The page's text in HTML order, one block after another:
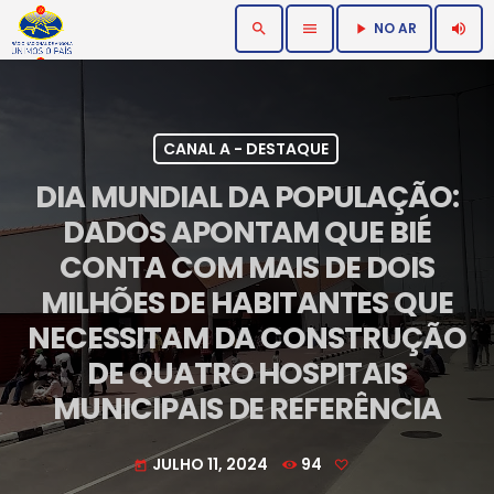
search menu play_arrow NO AR volume_up
CANAL A - DESTAQUE
DIA MUNDIAL DA POPULAÇÃO:
DADOS APONTAM QUE BIÉ
CONTA COM MAIS DE DOIS
MILHÕES DE HABITANTES QUE
NECESSITAM DA CONSTRUÇÃO
DE QUATRO HOSPITAIS
MUNICIPAIS DE REFERÊNCIA
today JULHO 11, 2024 94